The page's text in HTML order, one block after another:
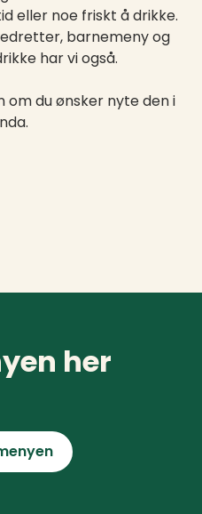
eller noe friskt å drikke.
barnemeny og
har vi også.
om du ønsker nyte den i
her